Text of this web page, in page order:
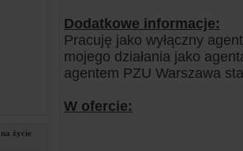
życie
Dodatkowe informacje:
Pracuję jako wyłączny
mojego działania jako
agentem PZU Warszawa
W ofercie: